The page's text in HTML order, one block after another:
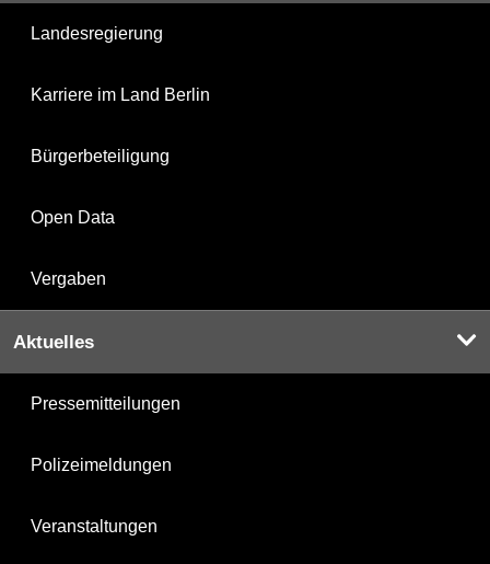
Landesregierung
Karriere im Land Berlin
Bürgerbeteiligung
Open Data
Vergaben
Aktuelles
Pressemitteilungen
Polizeimeldungen
Veranstaltungen